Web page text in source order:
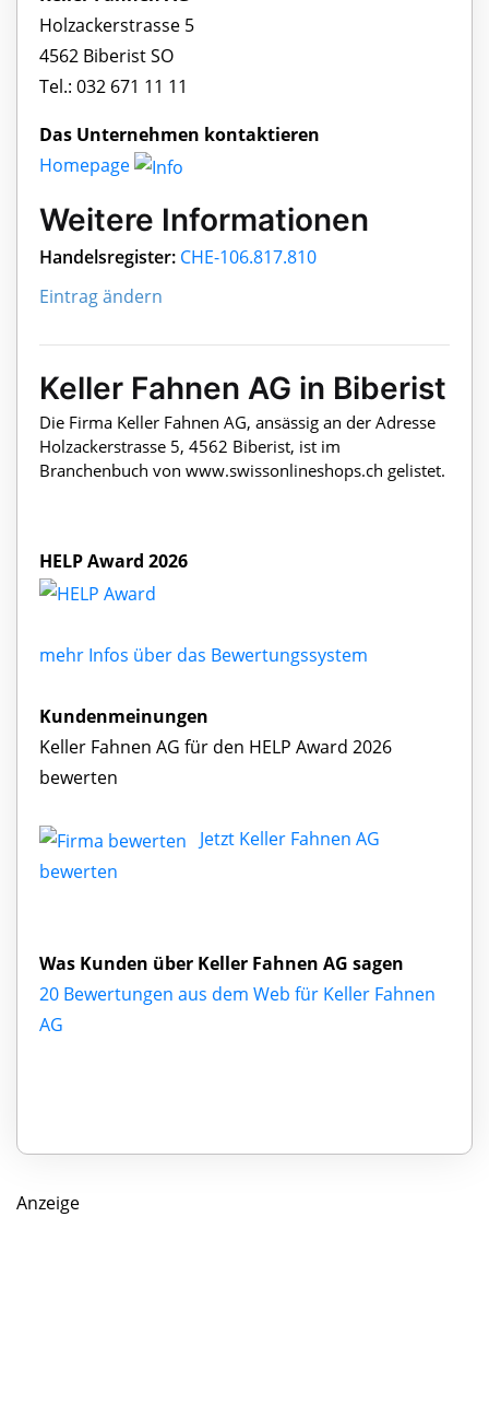
Holzackerstrasse 5
4562 Biberist SO
Tel.: 032 671 11 11
Das Unternehmen kontaktieren
Homepage
Weitere Informationen
Handelsregister: CHE-106.817.810
Eintrag ändern
Keller Fahnen AG in Biberist
Die Firma Keller Fahnen AG, ansässig an der Adresse
Holzackerstrasse 5, 4562 Biberist, ist im
Branchenbuch von www.swissonlineshops.ch gelistet.
HELP Award 2026
mehr Infos über das Bewertungssystem
Kundenmeinungen
Keller Fahnen AG für den HELP Award 2026
bewerten
Jetzt Keller Fahnen AG
bewerten
Was Kunden über Keller Fahnen AG sagen
20 Bewertungen aus dem Web für Keller Fahnen
AG
Anzeige